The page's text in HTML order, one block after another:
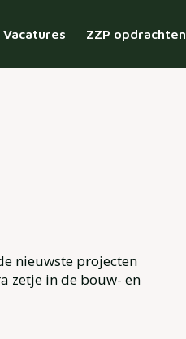
Vacatures ZZP opdrachten
nieuwste projecten
zetje in de bouw- en